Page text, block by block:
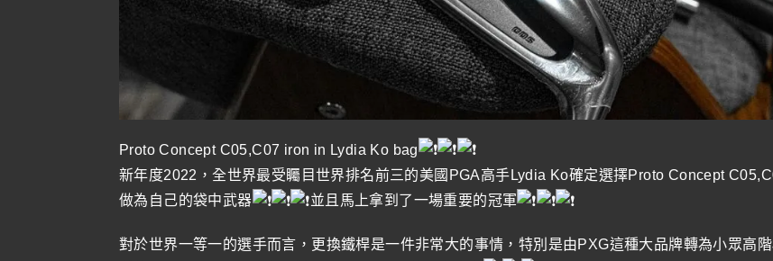
Proto Concept C05,C07 iron in Lydia Ko bag
新年度2022，全世界最受矚目世界排名前三的美國PGA高手Lydia Ko確定選擇Proto Concept
做為自己的袋中武器
並且馬上拿到了一場重要的冠軍
對於世界一等一的選手而言，更換鐵桿是一件非常大的事情，特別是由PXG這種大品牌轉為小眾高